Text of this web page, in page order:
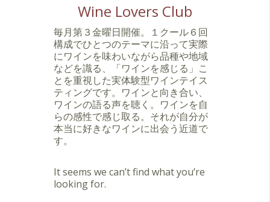
Wine Lovers Club
毎月第３金曜日開催。１クール６回
構成でひとつのテーマに沿って実際
にワインを味わいながら品種や地域
などを識る、「ワインを感じる」こ
とを重視した実体験型ワインテイス
ティングです。ワインと向き合い、
ワインの語る声を聴く。ワインを自
らの感性で感じ取る。それが自分が
本当に好きなワインに出会う近道で
す。
It seems we can’t find what you’re
looking for.